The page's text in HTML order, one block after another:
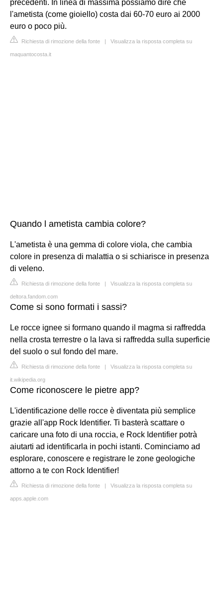
precedenti. In linea di massima possiamo dire che
l'ametista (come gioiello) costa dai 60-70 euro ai 2000
euro o poco più.
Richiesta di rimozione della fonte | Visualizza la risposta completa su
maquantocosta.it
Quando l ametista cambia colore?
L'ametista è una gemma di colore viola, che cambia
colore in presenza di malattia o si schiarisce in presenza
di veleno.
Richiesta di rimozione della fonte | Visualizza la risposta completa su
deltora.fandom.com
Come si sono formati i sassi?
Le rocce ignee si formano quando il magma si raffredda
nella crosta terrestre o la lava si raffredda sulla superficie
del suolo o sul fondo del mare.
Richiesta di rimozione della fonte | Visualizza la risposta completa su
it.wikipedia.org
Come riconoscere le pietre app?
L'identificazione delle rocce è diventata più semplice
grazie all'app Rock Identifier. Ti basterà scattare o
caricare una foto di una roccia, e Rock Identifier potrà
aiutarti ad identificarla in pochi istanti. Cominciamo ad
esplorare, conoscere e registrare le zone geologiche
attorno a te con Rock Identifier!
Richiesta di rimozione della fonte | Visualizza la risposta completa su
apps.apple.com